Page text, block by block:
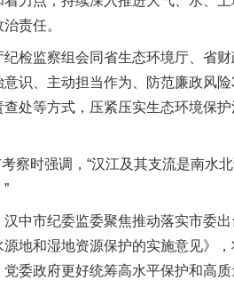
责任。
监察组会同省生态环境厅、省财
识、主动担当作为、防范廉政风
处等方式，压紧压实生态环境保护
时强调，“汉江及其支流是南水
市纪委监委聚焦推动落实市委出
地和湿地资源保护的实施意见》
委政府更好统筹高水平保护和高